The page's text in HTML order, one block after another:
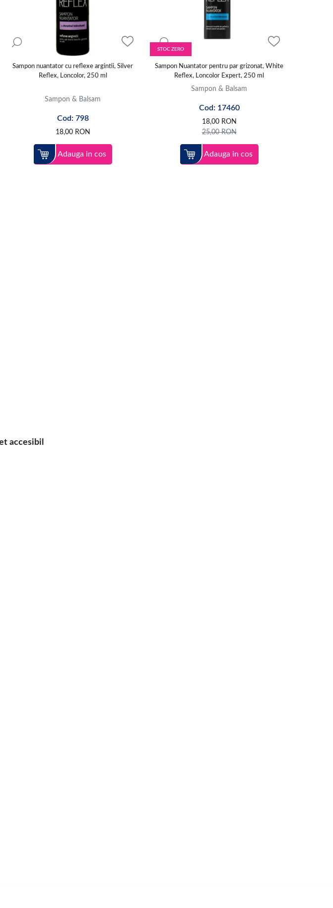
a unei masti pentru sigilarea cuticulei si hidratare.
Sampon nuantator cu reflexe argintii, Silver
Reflex, Loncolor, 250 ml
Sampon & Balsam
Cod: 798
18,00 RON
Adauga in cos
STOC ZERO
Sampon Nuantator pentru par grizonat, White
Reflex, Loncolor Expert, 250 ml
Sampon & Balsam
Cod: 17460
18,00 RON
25,00RON
Adauga in cos
accesibil